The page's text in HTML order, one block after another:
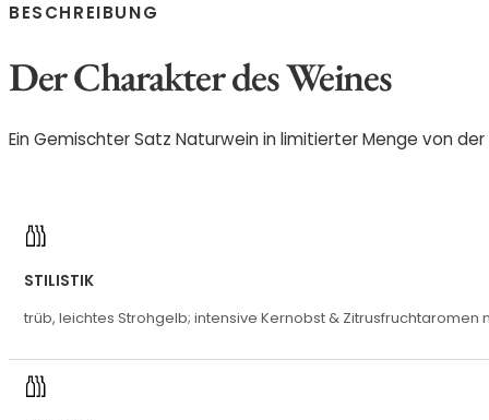
BESCHREIBUNG
Der Charakter des Weines
Ein Gemischter Satz Naturwein in limitierter Menge von
STILISTIK
trüb, leichtes Strohgelb; intensive Kernobst &